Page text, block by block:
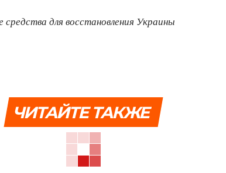
для восстановления Украины
ЧИТАЙТЕ ТАКЖЕ